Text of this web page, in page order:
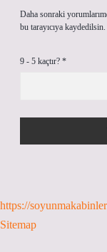
Daha sonraki
bu tarayıcıya kaydedilsin.
9 - 5 kaçtır? *
https://
Sitemap